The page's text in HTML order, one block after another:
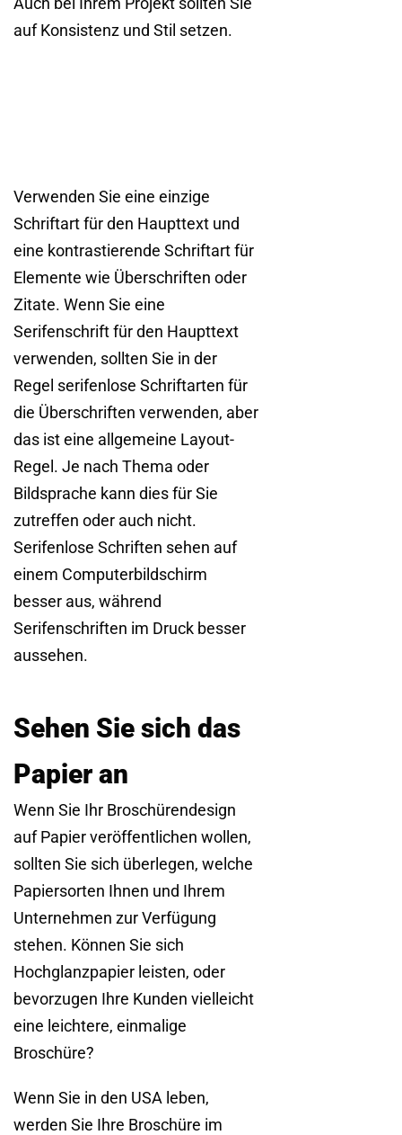
auf Konsistenz und Stil setzen.
Verwenden Sie eine einzige
Schriftart für den Haupttext und
eine kontrastierende Schriftart für
Elemente wie Überschriften oder
Zitate. Wenn Sie eine
Serifenschrift für den Haupttext
verwenden, sollten Sie in der
Regel serifenlose Schriftarten für
die Überschriften verwenden, aber
das ist eine allgemeine Layout-
Regel. Je nach Thema oder
Bildsprache kann dies für Sie
zutreffen oder auch nicht.
Serifenlose Schriften sehen auf
einem Computerbildschirm
besser aus, während
Serifenschriften im Druck besser
aussehen.
Sehen Sie sich das
Papier an
Wenn Sie Ihr Broschürendesign
auf Papier veröffentlichen wollen,
sollten Sie sich überlegen, welche
Papiersorten Ihnen und Ihrem
Unternehmen zur Verfügung
stehen. Können Sie sich
Hochglanzpapier leisten, oder
bevorzugen Ihre Kunden vielleicht
eine leichtere, einmalige
Broschüre?
Wenn Sie in den USA leben,
werden Sie Ihre Broschüre im